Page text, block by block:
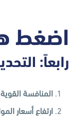
اضغط
رابعاً:
المنافسة القوية
ارتفاع أسعار